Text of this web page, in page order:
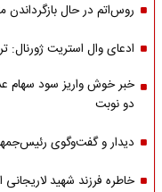
روس‌اتم در حال
ادعای وال استریت
دو نوبت
دیدار و گفت‌وگوی
خاطره فرزند شهید